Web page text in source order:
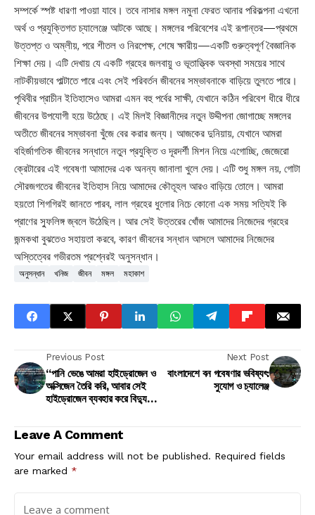
সম্পর্কে স্পষ্ট ধারণা পাওয়া যাবে। তবে নাসার মঙ্গল নমুনা ফেরত আনার পরিকল্পনা এখনো
অর্থ ও প্রযুক্তিগত চ্যালেঞ্জে আটকে আছে। মঙ্গলের পরিবেশের এই রূপান্তর—প্রথমে
উত্তপ্ত ও অম্লীয়, পরে শীতল ও নিরপেক্ষ, শেষে ক্ষারীয়—একটি গুরুত্বপূর্ণ বৈজ্ঞানিক
শিক্ষা দেয়। এটি দেখায় যে একটি গ্রহের জলবায়ু ও ভূতাত্ত্বিক অবস্থা সময়ের সাথে
নাটকীয়ভাবে পাল্টাতে পারে এবং সেই পরিবর্তন জীবনের সম্ভাবনাকে বাড়িয়ে তুলতে পারে।
পৃথিবীর প্রাচীন ইতিহাসেও আমরা এমন বহু পর্বের সাক্ষী, যেখানে কঠিন পরিবেশ ধীরে ধীরে
জীবনের উপযোগী হয়ে উঠেছে। এই মিলই বিজ্ঞানীদের নতুন উদ্দীপনা জোগাচ্ছে মঙ্গলের
অতীতে জীবনের সম্ভাবনা খুঁজে বের করার জন্য। আজকের দুনিয়ায়, যেখানে আমরা
বহির্জাগতিক জীবনের সন্ধানে নতুন প্রযুক্তি ও দূরদর্শী মিশন নিয়ে এগোচ্ছি, জেজেরো
ক্রেটারের এই গবেষণা আমাদের এক অনন্য জানালা খুলে দেয়। এটি শুধু মঙ্গল নয়, গোটা
সৌরজগতের জীবনের ইতিহাস নিয়ে আমাদের কৌতূহল আরও বাড়িয়ে তোলে। আমরা
হয়তো শিগগিরই জানতে পারব, লাল গ্রহের ধুলোর নিচে কোনো এক সময় সত্যিই কি
প্রাণের স্ফুলিঙ্গ জ্বলে উঠেছিল। আর সেই উত্তরের খোঁজ আমাদের নিজেদের গ্রহের
জন্মকথা বুঝতেও সহায়তা করবে, কারণ জীবনের সন্ধান আসলে আমাদের নিজেদের
অস্তিত্বের গভীরতম প্রশ্নেরই অনুসন্ধান।
অনুসন্ধান খনিজ জীবন মঙ্গল মহাকাশ
Previous Post
“পানি ভেঙে আমরা হাইড্রোজেন ও
অক্সিজেন তৈরি করি, আবার সেই
হাইড্রোজেন ব্যবহার করে বিদ্যুৎ
ড. মোহাম্মদ মাসুদ রানা
Next Post
বাংলাদেশে বন গবেষণার ভবিষ্যৎ:
সুযোগ ও চ্যালেঞ্জ
Leave A Comment
Your email address will not be published. Required fields
are marked *